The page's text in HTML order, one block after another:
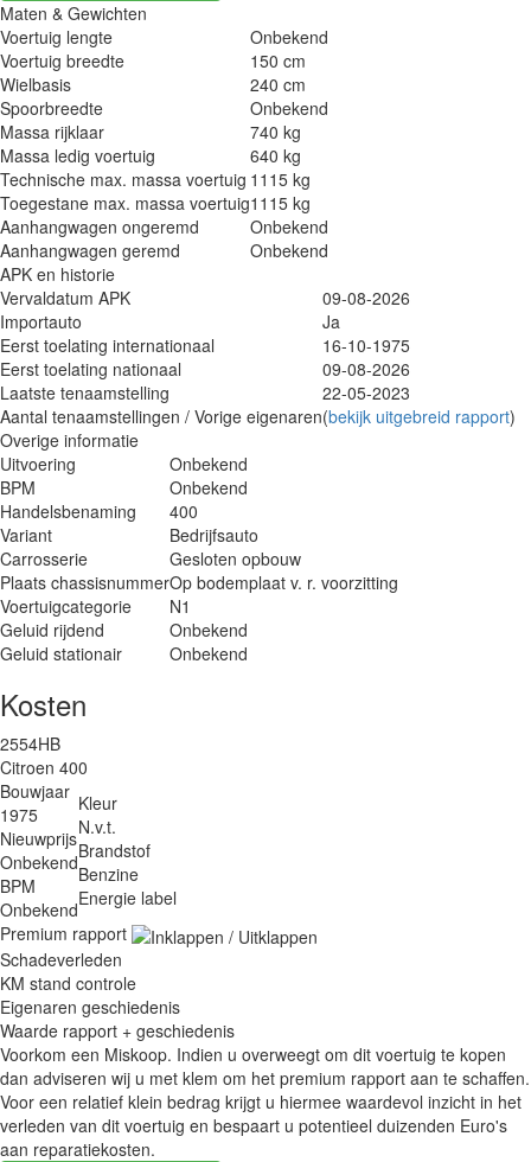
Maten & Gewichten
Voertuig lengte
Onbekend
Voertuig breedte
150 cm
Wielbasis
240 cm
Spoorbreedte
Onbekend
Massa rijklaar
740 kg
Massa ledig voertuig
640 kg
Technische max. massa voertuig 1115 kg
Toegestane max. massa voertuig1115 kg
Aanhangwagen ongeremd
Onbekend
Aanhangwagen geremd
Onbekend
APK en historie
Vervaldatum APK
09-08-2026
Importauto
Ja
Eerst toelating internationaal
16-10-1975
Eerst toelating nationaal
09-08-2026
Laatste tenaamstelling
22-05-2023
Aantal tenaamstellingen / Vorige eigenaren(bekijk uitgebreid rapport)
Overige informatie
Uitvoering
Onbekend
BPM
Onbekend
Handelsbenaming
400
Variant
Bedrijfsauto
Carrosserie
Gesloten opbouw
Plaats chassisnummerOp bodemplaat v. r. voorzitting
Voertuigcategorie
N1
Geluid rijdend
Onbekend
Geluid stationair
Onbekend
Kosten
2554HB
Citroen 400
Bouwjaar
1975
Nieuwprijs
Onbekend
BPM
Onbekend
Kleur
N.v.t.
Brandstof
Benzine
Energie label
Premium rapport
Schadeverleden
KM stand controle
Eigenaren geschiedenis
Waarde rapport + geschiedenis
Voorkom een Miskoop. Indien u overweegt om dit voertuig te kopen
dan adviseren wij u met klem om het premium rapport aan te schaffen.
Voor een relatief klein bedrag krijgt u hiermee waardevol inzicht in het
verleden van dit voertuig en bespaart u potentieel duizenden Euro's
aan reparatiekosten.